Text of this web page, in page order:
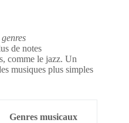
genres
de notes
comme le jazz. Un
musiques plus simples
Genres musicaux